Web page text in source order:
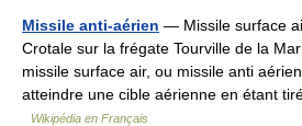
Missile anti-aérien — Missile surface
Crotale sur la frégate Tourville de la
missile surface air, ou missile anti
atteindre une cible aérienne en étant
Wikipédia en Français